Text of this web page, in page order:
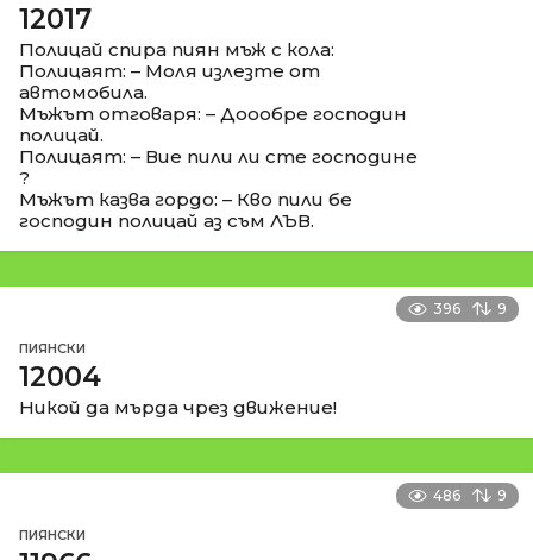
12017
Полицай спира пиян мъж с кола:
Полицаят: – Моля излезте от
автомобила.
Мъжът отговаря: – Доообре господин
полицай.
Полицаят: – Вие пили ли сте господине
?
Мъжът казва гордо: – Кво пили бе
господин полицай аз съм ЛЪВ.
396 9
ПИЯНСКИ
12004
Никой да мърда чрез движение!
486 9
ПИЯНСКИ